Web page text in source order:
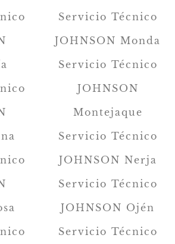
Servicio Técnico
JOHNSON Monda
Servicio Técnico
JOHNSON
Montejaque
Servicio Técnico
JOHNSON Nerja
Servicio Técnico
JOHNSON Ojén
Servicio Técnico